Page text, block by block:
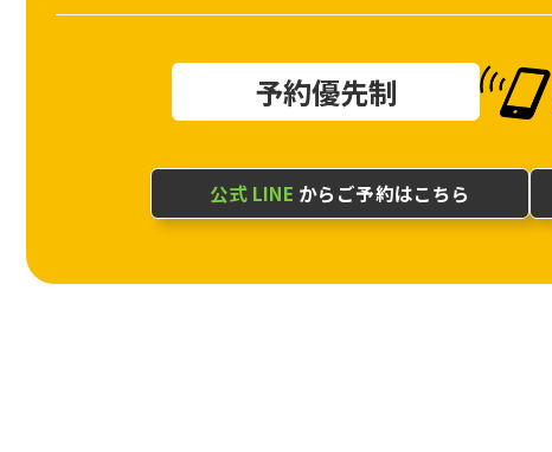
予約優先制
公式 LINE からご予約はこちら